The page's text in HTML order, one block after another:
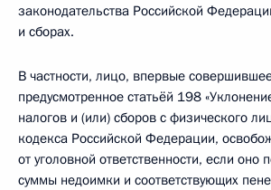
законодательства Российской
и сборах.
В частности, лицо, впервые
предусмотренное статьёй 198
налогов и (или) сборов с физического
кодекса Российской Федерации,
от уголовной ответственности, если оно
суммы недоимки и соответствующих